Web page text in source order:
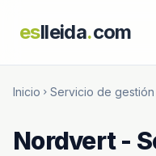
eslleida.com
Inicio chevron_right Servicio de
Nordvert -